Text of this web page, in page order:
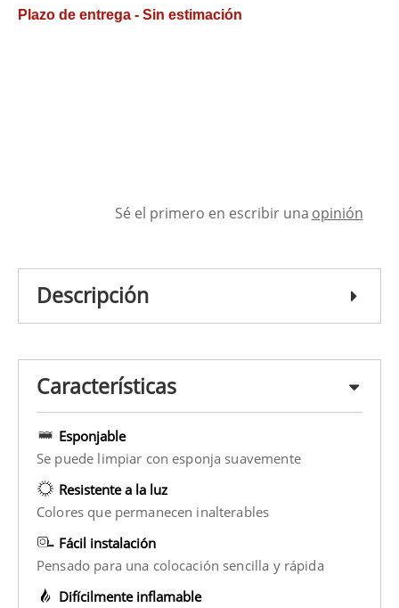
Plazo de entrega - Sin estimación
Sé el primero en escribir una opinión
Descripción
Características
Esponjable
Se puede limpiar con esponja suavemente
Resistente a la luz
Colores que permanecen inalterables
Fácil instalación
Pensado para una colocación sencilla y rápida
Difícilmente inflamable